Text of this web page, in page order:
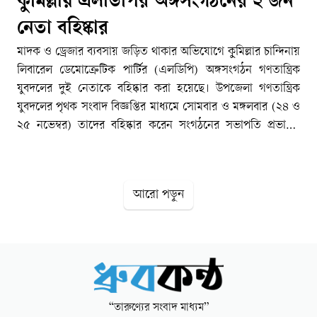
নেতা বহিষ্কার
মাদক ও ড্রেজার ব্যবসায় জড়িত থাকার অভিযোগে কুমিল্লার চান্দিনায়
লিবারেল ডেমোক্রেটিক পার্টির (এলডিপি) অঙ্গসংগঠন গণতান্ত্রিক
যুবদলের দুই নেতাকে বহিষ্কার করা হয়েছে। উপজেলা গণতান্ত্রিক
যুবদলের পৃথক সংবাদ বিজ্ঞপ্তির মাধ্যমে সোমবার ও মঙ্গলবার (২৪ ও
২৫ নভেম্বর) তাদের বহিষ্কার করেন সংগঠনের সভাপতি প্রভাষক
সাধারণ সম্পাদক মো. নাছির উদ্দিন মোল্লা।সূত্র জানা যায়, গত ২৩
ড্রেজিং ব্যবসা ও মারামারি–সংঘর্ষে যুক্ত থাকার অভিযোগে ২৫
নভেম্বর তাকেও বহিষ্কার করা হয়। চান্দিনা উপজেলা গণতান্ত্রিক
যুবদল সভাপতি প্রভাষক সাইফুল ইসলাম বাবর বলেন, ‘আমাদের
আরো পড়ুন
“তারুণ্যের সংবাদ মাধ্যম”